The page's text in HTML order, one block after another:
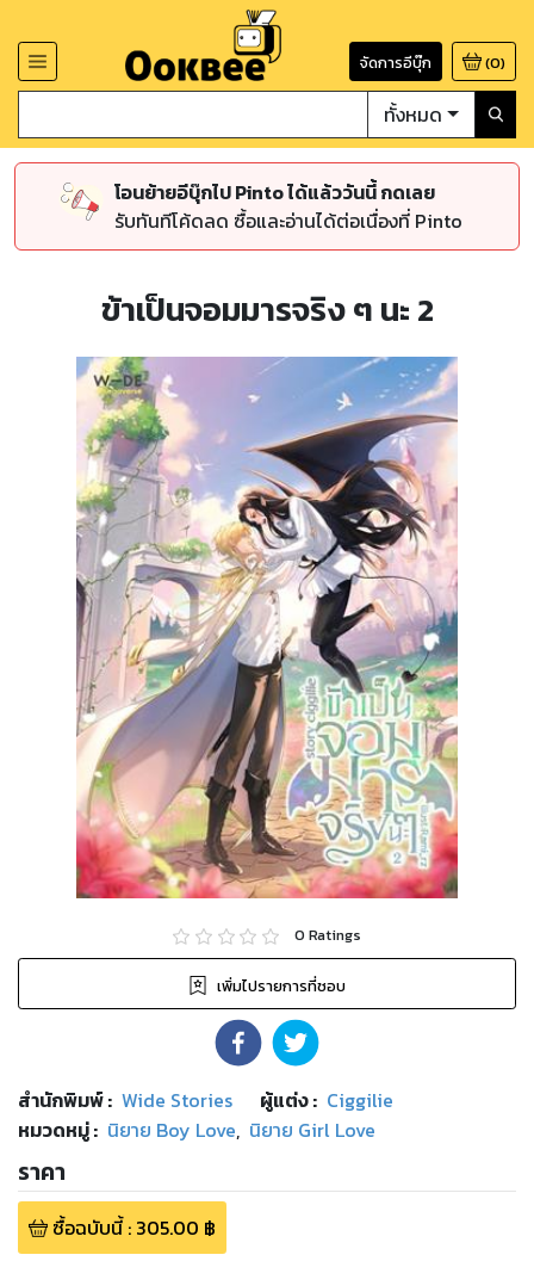
จัดการอีบุ๊ก (0)
ทั้งหมด
โอนย้ายอีบุ๊กไป Pinto ได้แล้ววันนี้ กดเลย
รับทันทีโค้ดลด ซื้อและอ่านได้ต่อเนื่องที่ Pinto
ข้าเป็นจอมมารจริง ๆ นะ 2
0 Ratings
เพิ่มไปรายการที่ชอบ
สำนักพิมพ์: Wide Stories ผู้แต่ง : Ciggilie
หมวดหมู่: นิยาย Boy Love, นิยาย Girl Love
ราคา
ซื้อฉบับนี้: 305.00 ฿